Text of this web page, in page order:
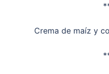
Crema de maíz y